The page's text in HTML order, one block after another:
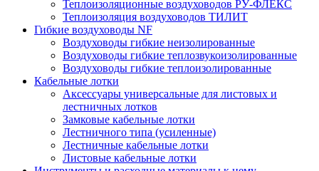
Теплоизоляционные воздуховодов РУ-ФЛЕКС
Теплоизоляция воздуховодов ТИЛИТ
Гибкие воздуховоды NF
Воздуховоды гибкие неизолированные
Воздуховоды гибкие теплозвукоизолированные
Воздуховоды гибкие теплоизолированные
Кабельные лотки
Аксессуары универсальные для листовых и
лестничных лотков
Замковые кабельные лотки
Лестничного типа (усиленные)
Лестничные кабельные лотки
Листовые кабельные лотки